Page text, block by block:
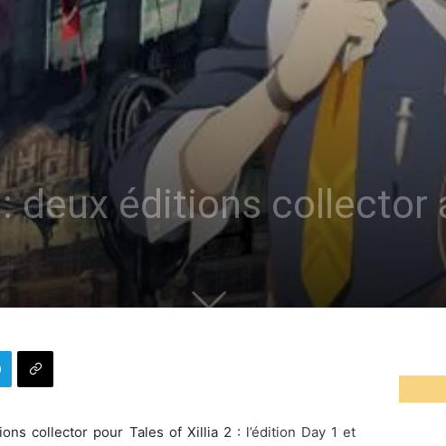
deux éditions collector
collector pour Tales of Xillia 2 : l’édition Day 1 et